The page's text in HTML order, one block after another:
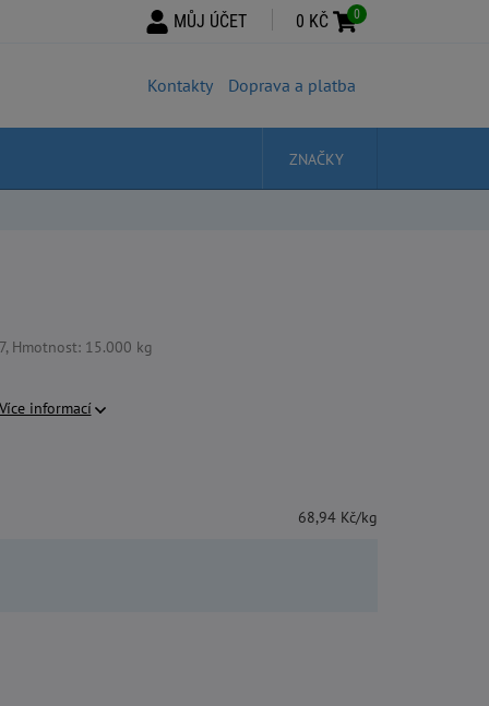
Kontakty Doprava a platba
ZNAČKY
Hmotnost: 15.000 kg
Více informací
68,94 Kč/kg
0 KČ 0
MŮJ ÚČET